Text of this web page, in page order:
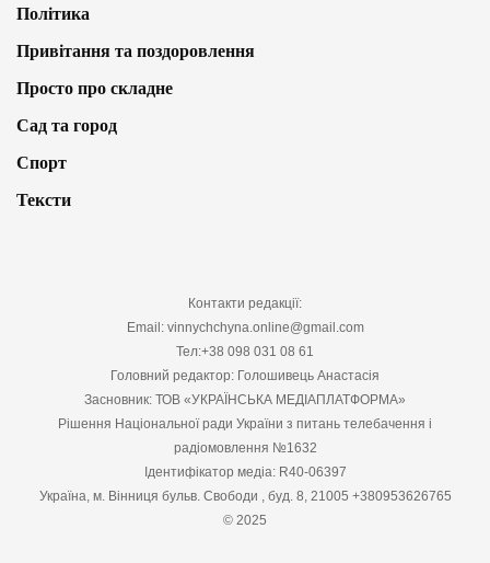
Політика
Привітання та поздоровлення
Просто про складне
Сад та город
Спорт
Тексти
Контакти редакції:
Email: vinnychchyna.online@gmail.com
Тел:+38 098 031 08 61
Головний редактор: Голошивець Анастасія
Засновник: ТОВ «УКРАЇНСЬКА МЕДІАПЛАТФОРМА»
Рішення Національної ради України з питань телебачення і
радіомовлення №1632
Ідентифікатор медіа: R40-06397
Україна, м. Вінниця бульв. Свободи , буд. 8, 21005 +380953626765
© 2025